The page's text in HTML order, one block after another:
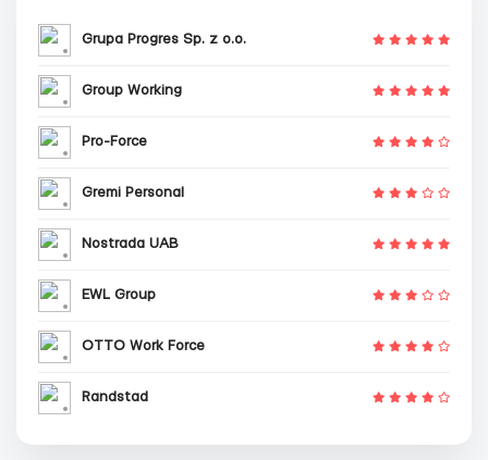
Grupa Progres Sp. z o.o.
Group Working
Pro-Force
Gremi Personal
Nostrada UAB
EWL Group
OTTO Work Force
Randstad